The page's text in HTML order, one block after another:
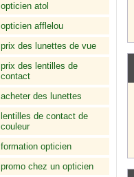
opticien atol
opticien afflelou
prix des lunettes de vue
prix des lentilles de
contact
acheter des lunettes
lentilles de contact de
couleur
formation opticien
promo chez un opticien